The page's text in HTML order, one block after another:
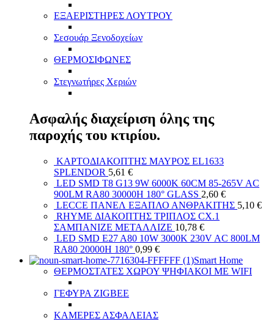
ΕΞΑΕΡΙΣΤΗΡΕΣ ΛΟΥΤΡΟΥ
Σεσουάρ Ξενοδοχείων
ΘΕΡΜΟΣΙΦΩΝΕΣ
Στεγνωτήρες Χεριών
Ασφαλής διαχείριση όλης της
παροχής του κτιρίου.
ΚΑΡΤΟΔΙΑΚΟΠΤΗΣ ΜΑΥΡΟΣ EL1633
SPLENDOR 5,61 €
LED SMD T8 G13 9W 6000K 60CM 85-265V AC
900LM RA80 30000H 180° GLASS 2,60 €
LECCE ΠΑΝΕΛ ΕΞΑΠΛΟ ΑΝΘΡΑΚΙΤΗΣ 5,10 €
RHYME ΔΙΑΚΟΠΤΗΣ ΤΡΙΠΛΟΣ СХ.1
ΣΑΜΠΑΝΙΖΕ ΜΕΤΑΛΛΙΖΕ 10,78 €
LED SMD E27 A80 10W 3000K 230V AC 800LM
RA80 20000H 180° 0,99 €
Smart Home
ΘΕΡΜΟΣΤΑΤΕΣ ΧΩΡΟΥ ΨΗΦΙΑΚΟΙ ΜΕ WIFI
ΓΕΦΥΡΑ ZIGBEE
ΚΑΜΕΡΕΣ ΑΣΦΑΛΕΙΑΣ